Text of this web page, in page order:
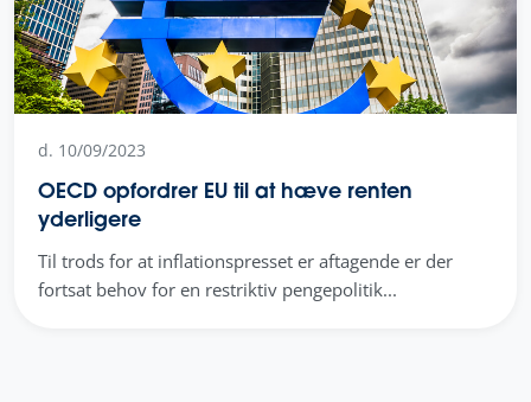
d. 10/09/2023
OECD opfordrer EU til at hæve renten
yderligere
Til trods for at inflationspresset er aftagende er der
fortsat behov for en restriktiv pengepolitik...